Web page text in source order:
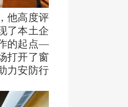
他高度评
了本土企
的起点—
打开了窗
力安防行